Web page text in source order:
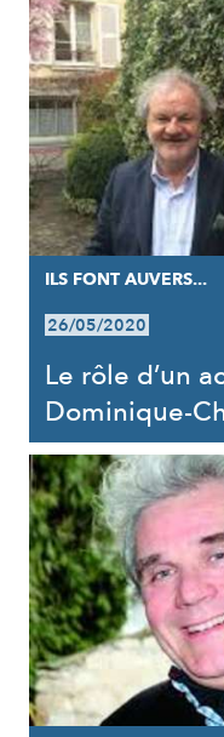
ILS FONT AUVERS...
26/05/2020
Le rôle d’un
Dominique-